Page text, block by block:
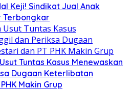
Keji! Sindikat Jual Anak
Terbongkar
Tuntas Kasus Menewaskan
Dugaan Keterlibatan
Makin Grup